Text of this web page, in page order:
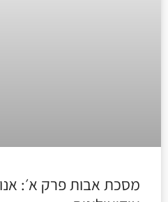
מסכת אבות פרק א׳: